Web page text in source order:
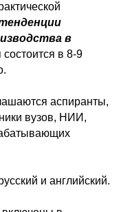
в
состоится в 8-9
аспиранты,
вузов, НИИ,
и английский.